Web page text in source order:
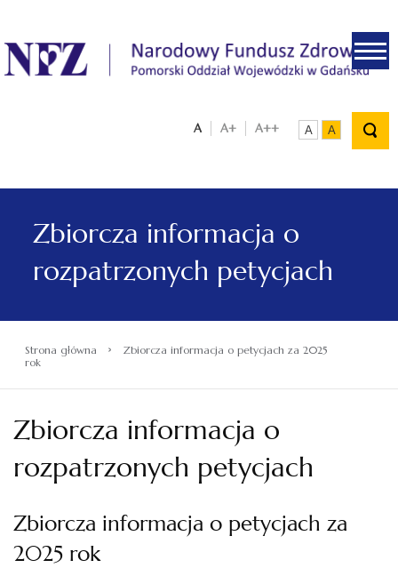
.
A A+ A++ A A
Zbiorcza informacja o
rozpatrzonych petycjach
Strona główna ›
Zbiorcza informacja o petycjach za 2025
rok
Zbiorcza informacja o
rozpatrzonych petycjach
Zbiorcza informacja o petycjach za
2025 rok